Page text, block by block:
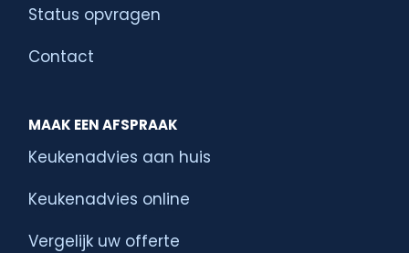
Status opvragen
Contact
MAAK EEN AFSPRAAK
Keukenadvies aan huis
Keukenadvies online
Vergelijk uw offerte